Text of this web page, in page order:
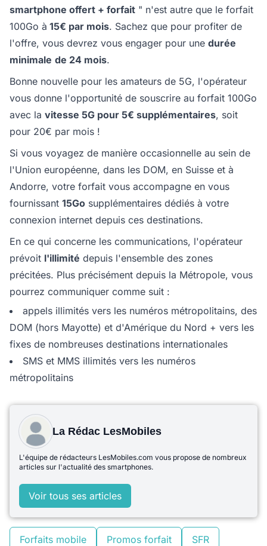
smartphone offert + forfait " n'est autre que le forfait
100Go à 15€ par mois. Sachez que pour profiter de
l'offre, vous devrez vous engager pour une durée
minimale de 24 mois.
Bonne nouvelle pour les amateurs de 5G, l'opérateur
vous donne l'opportunité de souscrire au forfait 100Go
avec la vitesse 5G pour 5€ supplémentaires, soit
pour 20€ par mois !
Si vous voyagez de manière occasionnelle au sein de
l'Union européenne, dans les DOM, en Suisse et à
Andorre, votre forfait vous accompagne en vous
fournissant 15Go supplémentaires dédiés à votre
connexion internet depuis ces destinations.
En ce qui concerne les communications, l'opérateur
prévoit l'illimité depuis l'ensemble des zones
précitées. Plus précisément depuis la Métropole, vous
pourrez communiquer comme suit :
appels illimités vers les numéros métropolitains, des
DOM (hors Mayotte) et d'Amérique du Nord + vers les
fixes de nombreuses destinations internationales
SMS et MMS illimités vers les numéros
métropolitains
La Rédac LesMobiles
L'équipe de rédacteurs LesMobiles.com vous propose de nombreux
articles sur l'actualité des smartphones.
Voir tous ses articles
Forfaits mobile Promos forfait SFR